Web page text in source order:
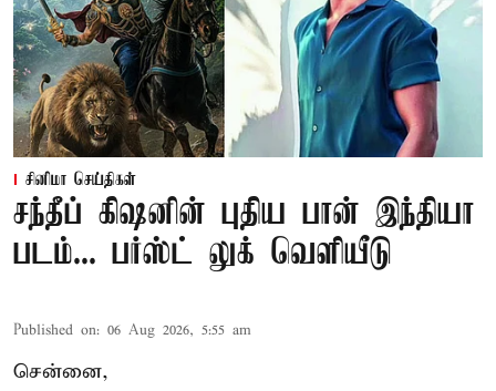
சினிமா செய்திகள்
சந்தீப் கிஷனின் புதிய பான் இந்தியா
படம்... பர்ஸ்ட் லுக் வெளியீடு
Published on: 06 Aug 2026, 5:55 am
சென்னை,